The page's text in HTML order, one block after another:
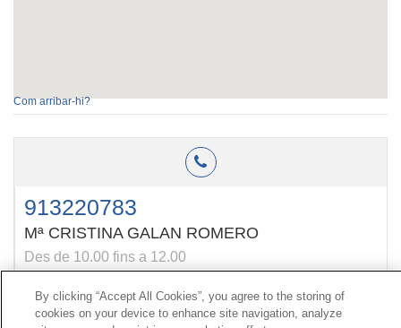
Com arribar-hi?
913220783
Mª CRISTINA GALAN ROMERO
Des de 10.00 fins a 12.00
Contacte |Perfil del contractant|Reclamacions
By clicking “Accept All Cookies”, you agree to the storing of
cookies on your device to enhance site navigation, analyze